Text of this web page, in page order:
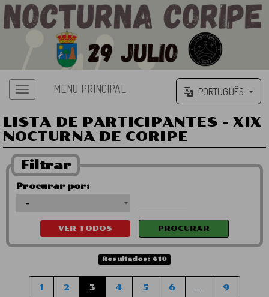
MENU PRINCIPAL PORTUGUÊS
LISTA DE PARTICIPANTES - XIX
NOCTURNA DE CORIPE
Filtrar
Procurar por:
Resultados: 410
1 2 3 4 5 6 9